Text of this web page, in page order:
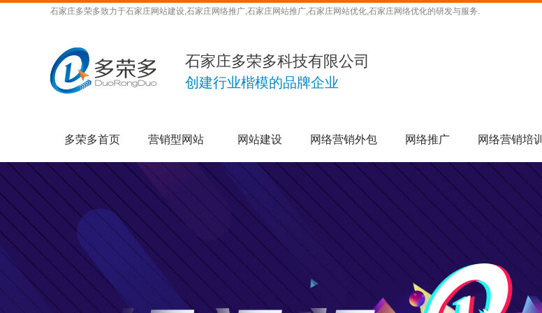
石家庄多荣多致力于石家庄网站建设,石家庄网络推广,石家庄网站推广,石家庄网站优化,石家庄网络优化的研发与服务.
石家庄多荣多科技有限公司
创建行业楷模的品牌企业
多荣多首页 营销型网站 网站建设 网络营销外包 网络推广 网络营销培训